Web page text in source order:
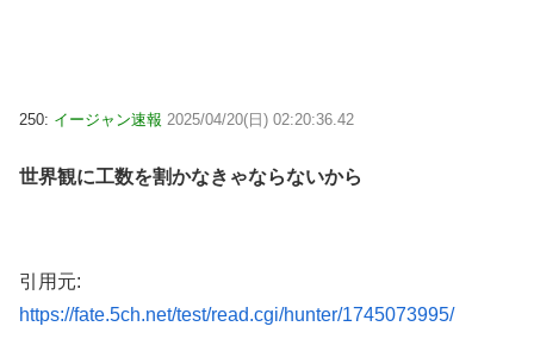
250: イージャン速報 2025/04/20(日) 02:20:36.42
世界観に工数を割かなきゃならないから
引用元:
https://fate.5ch.net/test/read.cgi/hunter/1745073995/